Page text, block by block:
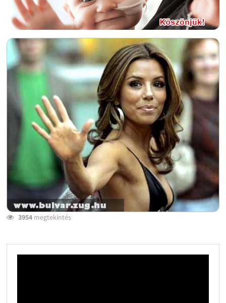
3954megtekintés